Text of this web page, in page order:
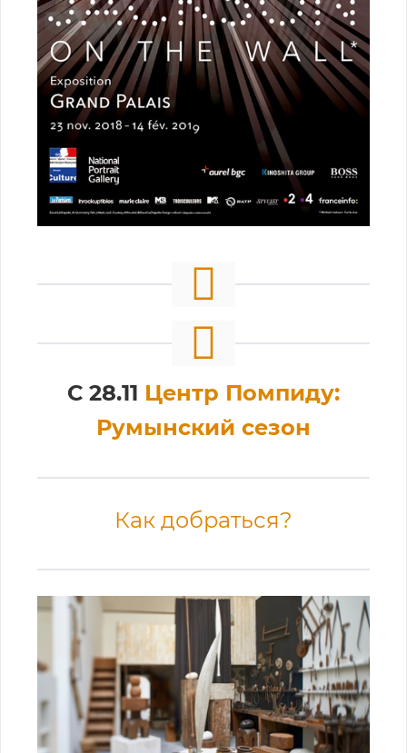
С 28.11 Центр Помпиду:
Румынский сезон
Как добраться?